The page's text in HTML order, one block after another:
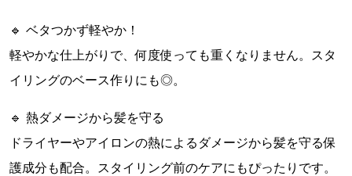
🔹 ベタつかず軽やか！
軽やかな仕上がりで、何度使っても重くなりません。スタ
イリングのベース作りにも◎。
🔹 熱ダメージから髪を守る
ドライヤーやアイロンの熱によるダメージから髪を守る保
護成分も配合。スタイリング前のケアにもぴったりです。